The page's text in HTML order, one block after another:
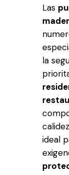
Las
la
ideal